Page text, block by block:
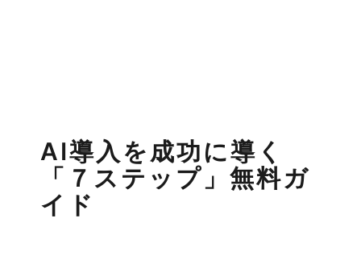
AI導入を成功に導く
「７ステップ」無料ガ
イド